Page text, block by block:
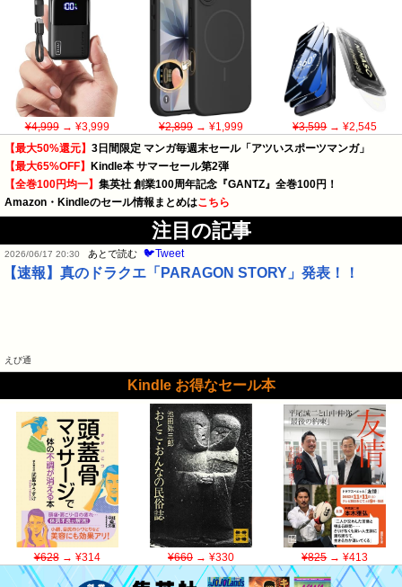
¥4,999→ ¥3,999 ¥2,899→ ¥1,999 ¥3,599→ ¥2,545
【最大50%還元】 3日間限定 マンガ毎週末セール「アツいスポーツマンガ」
【最大65%OFF】
Kindle本 サマーセール第2弾
【全巻100円均一】 集英社 創業100周年記念『GANTZ』全巻100円！
Amazon・Kindleのセール情報まとめはこちら
注目の記事
2026/06/17 20:30 あとで読む 🐦Tweet
【速報】真のドラクエ「PARAGON STORY」発表！！
えび通
Kindle お得なセール本
¥628→ ¥314 ¥660→ ¥330 ¥825→ ¥413